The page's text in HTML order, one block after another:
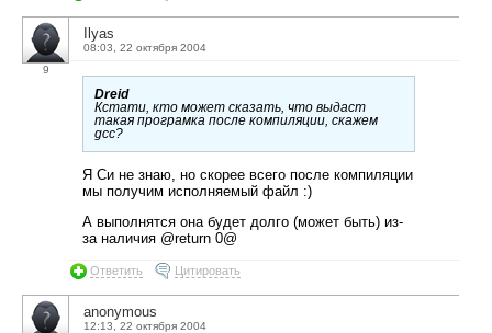
9
Ilyas
08:03, 22 октября 2004
Dreid
Кстати, кто может сказать, что выдаст
такая програмка после компиляции, скажем
gcc?
Я Си не знаю, но скорее всего после компиляции
мы получим исполняемый файл :)
А выполнятся она будет долго (может быть) из-
за наличия @return 0@
Ответить Цитировать
anonymous
12:13, 22 октября 2004